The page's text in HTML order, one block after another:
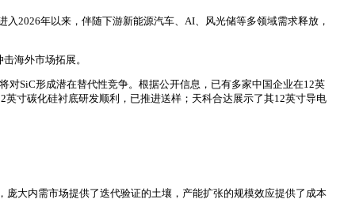
2026年以来，伴随下游新能源汽车、AI、风光储等多领域需求释放，
海外市场拓展。
对SiC形成潜在替代性竞争。根据公开信息，已有多家中国企业在12英
寸碳化硅衬底研发顺利，已推进送样；天科合达展示了其12英寸导电
大内需市场提供了迭代验证的土壤，产能扩张的规模效应提供了成本